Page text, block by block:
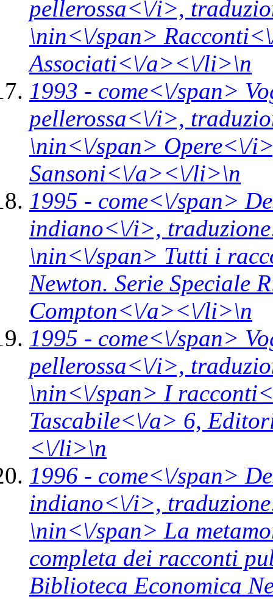
pellerossa<\/i>,
\nin<\/span>
Associati<\/a><\/li>\n
1993 - come<\/span>
pellerossa<\/i>,
\nin<\/span> Opere<\/
Sansoni<\/a><\/li>\n
1995 - come<\/span>
indiano<\/i>,
\nin<\/span> Tutti i
Newton. Serie Speciale
Compton<\/a><\/li>\n
1995 - come<\/span>
pellerossa<\/i>,
\nin<\/span> I
Tascabile<\/a> 6,
<\/li>\n
1996 - come<\/span>
indiano<\/i>,
\nin<\/span> La
completa dei racconti
Biblioteca Economica